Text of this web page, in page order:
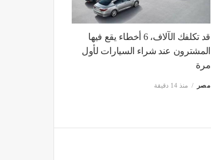
قد تكلفك الآلاف، 6 أخطاء يقع فيها
المشترون عند شراء السيارات لأول
مرة
مصر منذ 14 دقيقة